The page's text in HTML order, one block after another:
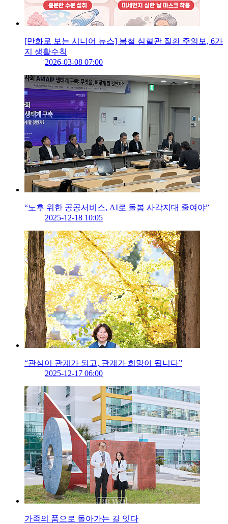
[만화로 보는 시니어 뉴스] 봄철 심혈관 질환 주의보, 6가
지 생활수칙
2026-03-08 07:00
“노후 위한 공공서비스, AI로 돌봄 사각지대 줄여야”
2025-12-18 10:05
“관심이 관계가 되고, 관계가 희망이 됩니다”
2025-12-17 06:00
가족의 품으로 돌아가는 길 잇다